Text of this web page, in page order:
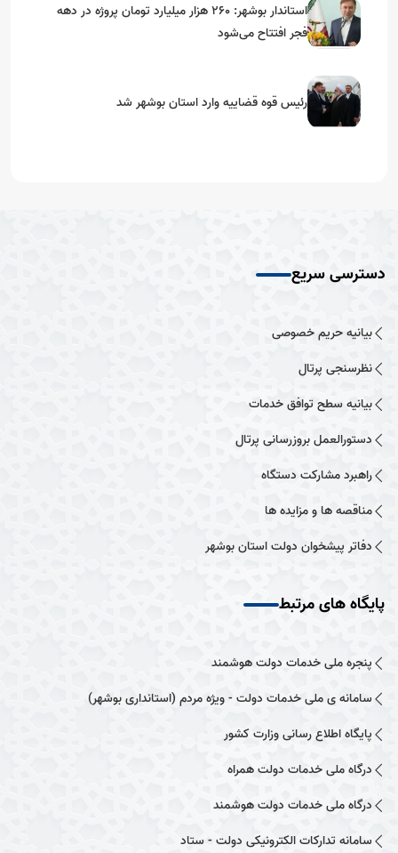
استاندار بوشهر: ۲۶۰ هزار میلیارد تومان پروژه در دهه
فجر افتتاح می‌شود
رئیس قوه قضاییه وارد استان بوشهر شد
دسترسی سریع
بیانیه حریم خصوصی
نظرسنجی پرتال
بیانیه سطح توافق خدمات
دستورالعمل بروزرسانی پرتال
راهبرد مشارکت دستگاه
مناقصه ها و مزایده ها
دفاتر پیشخوان دولت استان بوشهر
پایگاه های مرتبط
پنجره ملی خدمات دولت هوشمند
سامانه ی ملی خدمات دولت - ویژه مردم (استانداری بوشهر)
پایگاه اطلاع رسانی وزارت کشور
درگاه ملی خدمات دولت همراه
درگاه ملی خدمات دولت هوشمند
سامانه تدارکات الکترونیکی دولت - ستاد